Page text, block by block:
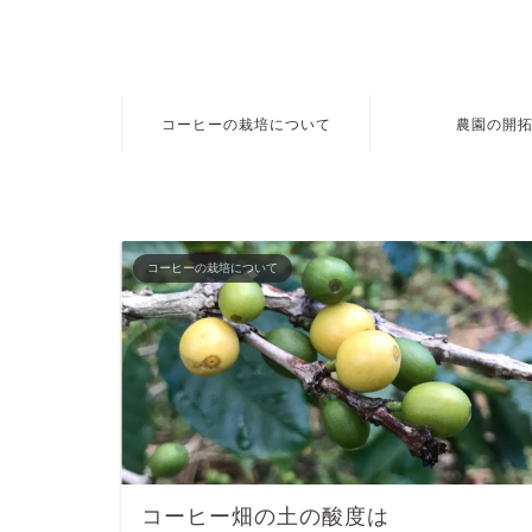
コーヒーの栽培について 農園の開拓
コーヒーの栽培について
コーヒー畑の土の酸度は